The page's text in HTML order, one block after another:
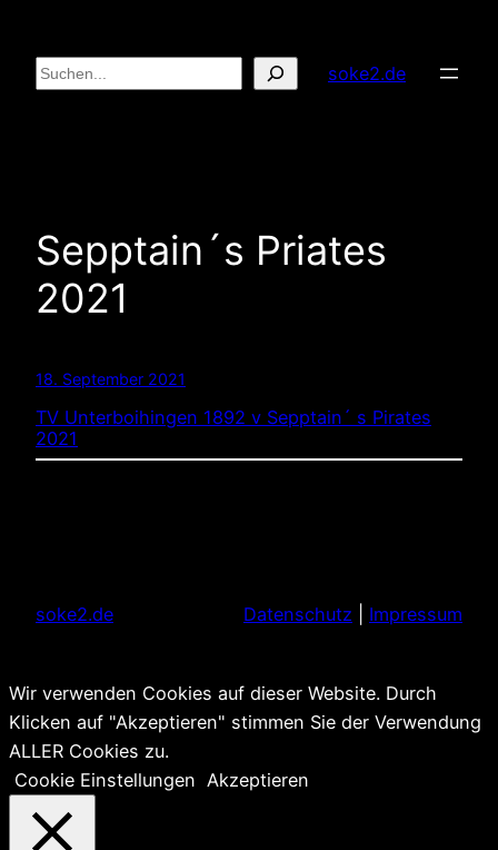
Inhalt
springen
Suchen soke2.de
Sepptain´s Priates
2021
18. September 2021
TV Unterboihingen 1892 v Sepptain´ s Pirates
2021
soke2.de Datenschutz Impressum
Wir verwenden Cookies auf dieser Website. Durch
Klicken auf "Akzeptieren" stimmen Sie der Verwendung
ALLER Cookies zu.
Cookie Einstellungen Akzeptieren